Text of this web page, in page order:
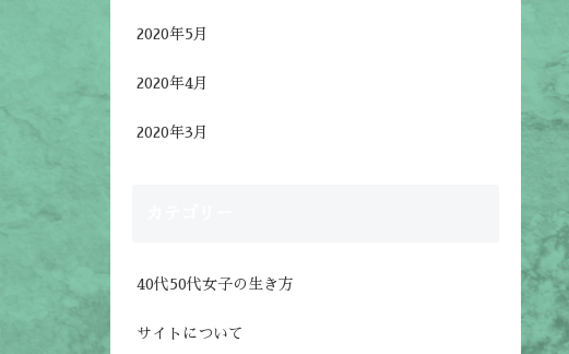
2020年5月
2020年4月
2020年3月
40代50代女子の生き方
サイトについて